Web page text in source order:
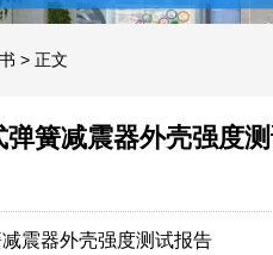
> 正文
弹簧减震器外壳强度
震器外壳强度测试报告